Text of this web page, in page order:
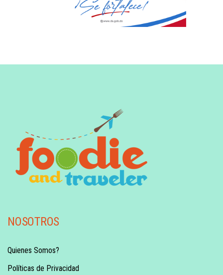
NOSOTROS
Quienes Somos?
Políticas de Privacidad